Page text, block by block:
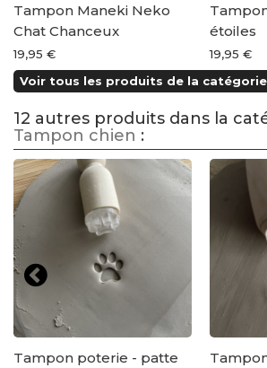
Tampon Maneki Neko
Chat Chanceux
19,95 €
étoiles
19,95 €
Voir tous les produits de la
12 autres produits dans la
Tampon chien :
Tampon poterie - patte